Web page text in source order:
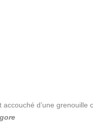
d’une grenouille